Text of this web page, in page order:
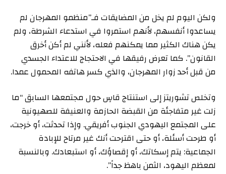
ولكن اليوم لم يخل من المضايقات فـ”منظمو المهرجان لم
يساعدوا أنفسهم، لأنهم استمروا في استدعاء الشرطة، ولم
يكن هناك الكثير مما يمكنهم فعله، لأنني لم أكن أخرق
القانون”. كما تعرض رفيقها في الاحتجاج للاعتداء الجسدي
من قبل أحد زوار المهرجان، والذي كسر هاتفه المحمول عمدا.
وتخلص تشوريتز إلى استنتاج قاسٍ حول مجتمعها السابق “ما
زلت غير متفاجئة من القبضة الحازمة والعنيفة للصهيونية
على المجتمع اليهودي الجنوب أفريقي. وإذا تحدثت، أو خرجت،
أو طرحت أسئلة، أو حتى اقترحت أنك غير مرتاح للإبادة
الجماعية: يتم إسكاتك، أو إقصاؤك، أو استبعادك. وبالنسبة
لمعظم اليهود، الثمن باهظ جداً”.